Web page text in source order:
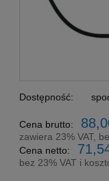
Dostępność:
Cena brutto:
zawiera 23% VAT,
Cena netto:
bez 23% VAT i